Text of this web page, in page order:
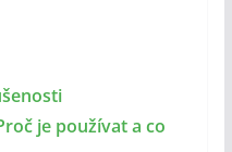
je používat a co